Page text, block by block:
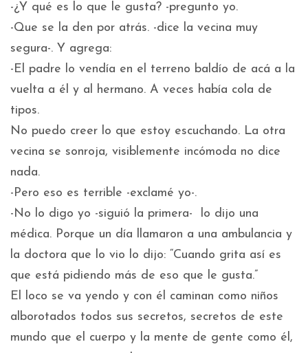
-¿Y qué es lo que le gusta? -pregunto yo.
-Que se la den por atrás. -dice la vecina muy
segura-. Y agrega:
-El padre lo vendía en el terreno baldío de acá a la
vuelta a él y al hermano. A veces había cola de
tipos.
No puedo creer lo que estoy escuchando. La otra
vecina se sonroja, visiblemente incómoda no dice
nada.
-Pero eso es terrible -exclamé yo-.
-No lo digo yo -siguió la primera- lo dijo una
médica. Porque un día llamaron a una ambulancia y
la doctora que lo vio lo dijo: “Cuando grita así es
que está pidiendo más de eso que le gusta.”
El loco se va yendo y con él caminan como niños
alborotados todos sus secretos, secretos de este
mundo que el cuerpo y la mente de gente como él,